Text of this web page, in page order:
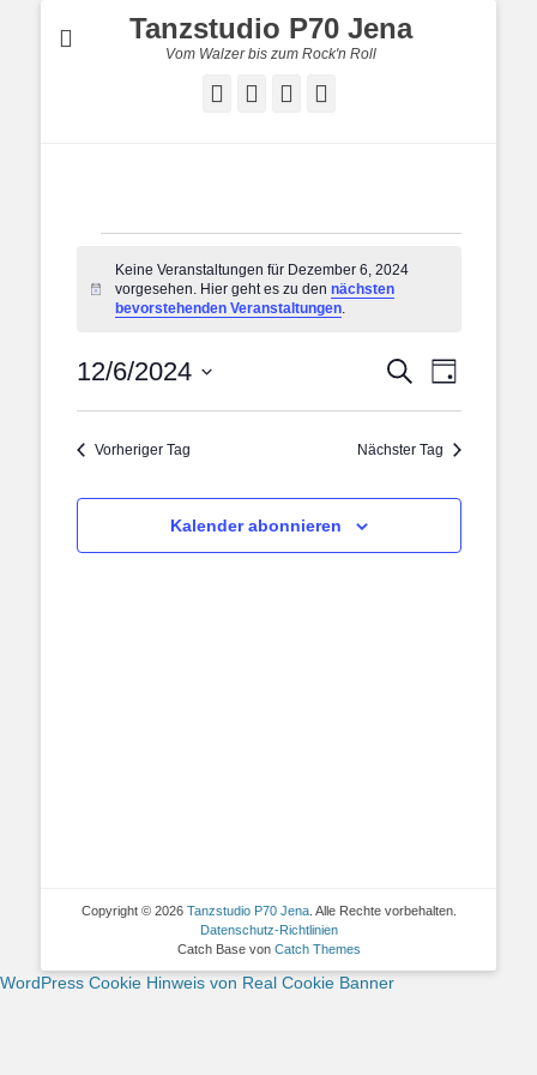
Tanzstudio P70 Jena
Vom Walzer bis zum Rock'n Roll
FacebookYouTube
für
Dezember
2024
Hinweis
Keine Veranstaltungen für Dezember 6, 2024
vorgesehen. Hier geht es zu dennächsten
bevorstehenden Veranstaltungen.
Ansichten,
Suche
Tag
12/6/2024
Vorheriger Tag Nächster Tag
Kalender abonnieren
Copyright © 2026 Tanzstudio P70 Jena. Alle Rechte vorbehalten.
Datenschutz-Richtlinien
Catch Base von Catch Themes
WordPress Cookie Hinweis von Real Cookie Banner